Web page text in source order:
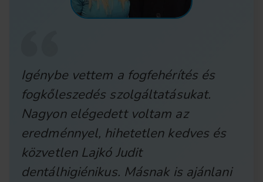
Igénybe vettem a fogfehérítés és
fogkőleszedés szolgáltatásukat.
Nagyon elégedett voltam az
eredménnyel, hihetetlen kedves és
közvetlen Lajkó Judit
dentálhigiénikus. Másnak is ajánlani